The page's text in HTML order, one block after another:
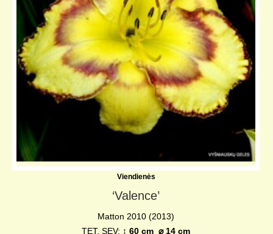
Viendienės
‘Valence’
Matton 2010 (2013)
TET, SEV; ↨ 60 cm ⌀ 14 cm